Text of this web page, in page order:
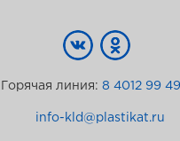
Горячая линия: 8 4012 99
info-kld@plastikat.ru